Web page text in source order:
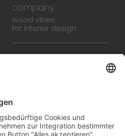
company
wood vibes
for interior design
europlacHOUSE
Karriere
Booklet
SalesTools